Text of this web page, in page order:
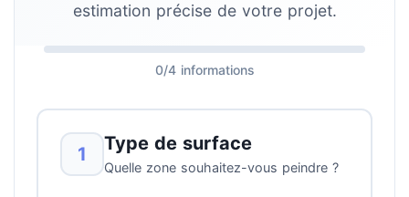
estimation précise de votre projet.
0/4 informations
1 Type de surface
Quelle zone souhaitez-vous peindre ?